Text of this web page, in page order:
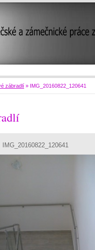
zábradlí » IMG_20160822_120641
IMG_20160822_120641